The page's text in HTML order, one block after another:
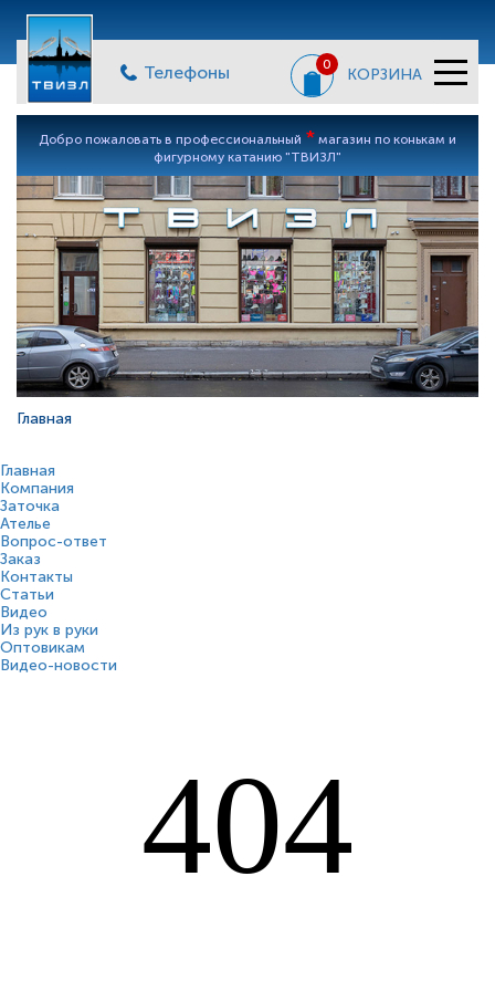
Телефоны 0
КОРЗИНА
Добро пожаловать в профессиональный * магазин по конькам и
фигурному катанию "ТВИЗЛ"
Главная
Главная
Компания
Заточка
Ателье
Вопрос-ответ
Заказ
Контакты
Статьи
Видео
Из рук в руки
Оптовикам
Видео-новости
404